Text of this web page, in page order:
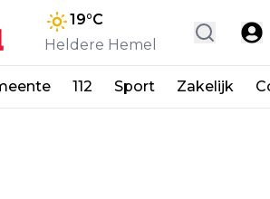
19°C
Heldere Hemel
112 Sport Zakelijk